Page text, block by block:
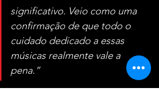
significativo. Veio como uma
confirmação de que todo o
cuidado dedicado a essas
músicas realmente vale a
pena.”